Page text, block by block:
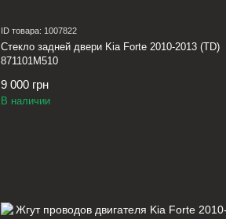
ID товара: 1007822
Стекло задней двери Kia Forte 2010-2013 (TD)
871101M510
9 000 грн
В наличии